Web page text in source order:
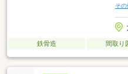
そ
鉄骨造 間取り